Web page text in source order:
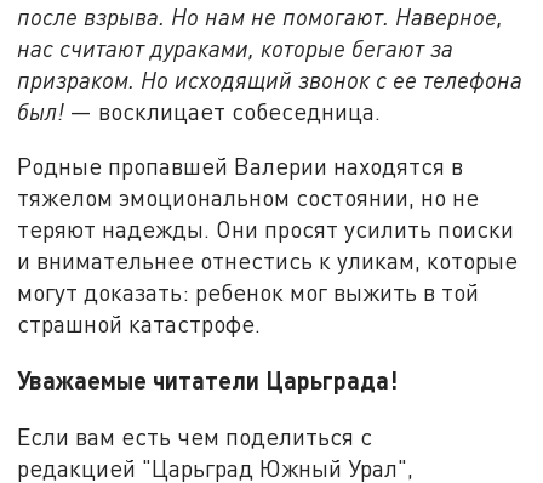
после взрыва. Но нам не помогают. Наверное,
нас считают дураками, которые бегают за
призраком. Но исходящий звонок с ее телефона
был! — восклицает собеседница.
Родные пропавшей Валерии находятся в
тяжелом эмоциональном состоянии, но не
теряют надежды. Они просят усилить поиски
и внимательнее отнестись к уликам, которые
могут доказать: ребенок мог выжить в той
страшной катастрофе.
Уважаемые читатели Царьграда!
Если вам есть чем поделиться с
редакцией "Царьград Южный Урал",